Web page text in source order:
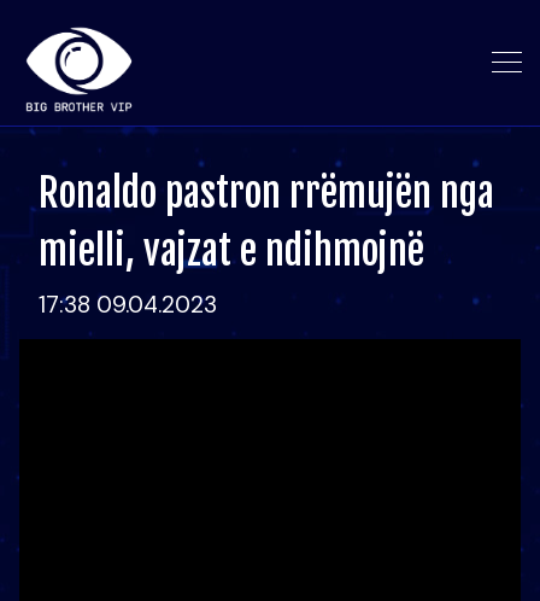
Ronaldo pastron rrëmujën nga
mielli, vajzat e ndihmojnë
17:38 09.04.2023